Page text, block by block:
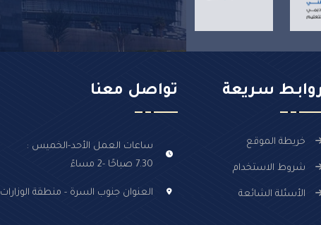
روابـط سـريعة
خريطة الموقع
شروط الاستخدام
الأسئلة الشائعة
تواصل معنا
ساعات العمل الأحد-الخميس :
7.30 صباحًا -2 مساءً
العنوان جنوب السرة - منطقة الوزارات